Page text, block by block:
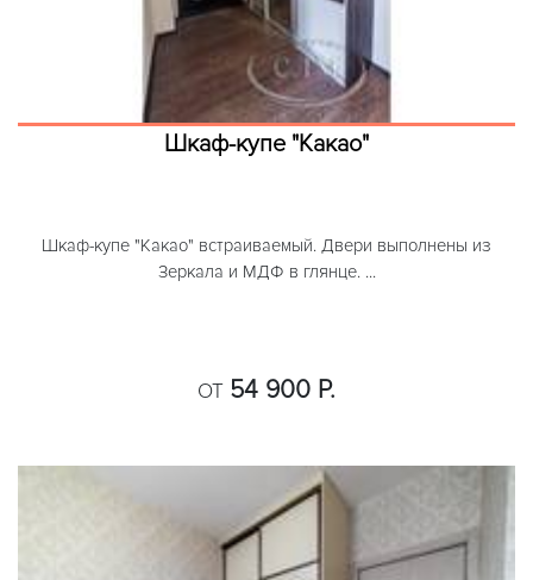
Шкаф-купе "Какао"
Шкаф-купе "Какао" встраиваемый. Двери выполнены из
Зеркала и МДФ в глянце. ...
ОТ 54 900 Р.